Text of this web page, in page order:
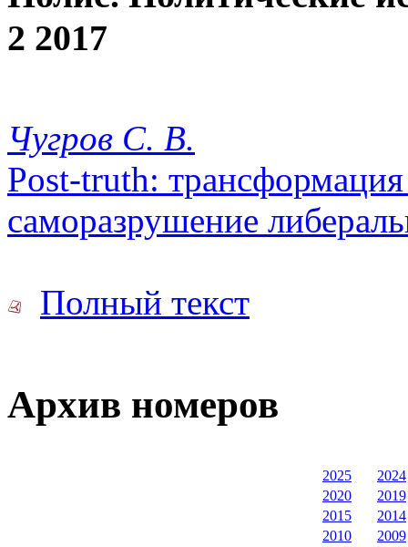
2 2017
Чугров С. В.
Post-truth:
саморазрушение
Полный текст
Архив номеров
2025
2024
2020
2019
2015
2014
2010
2009